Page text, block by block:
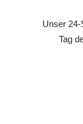
Unser 24-
Tag